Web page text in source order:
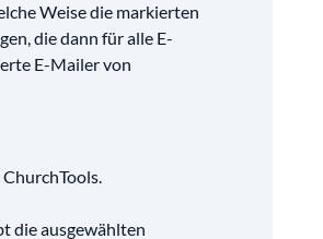
Weise die markierten
die dann für alle E-
E-Mailer von
die ausgewählten